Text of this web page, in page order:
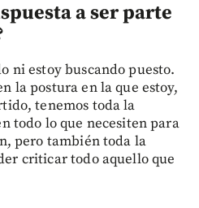
a ser parte
ni estoy buscando puesto.
la postura en la que estoy,
tenemos toda la
todo lo que necesiten para
pero también toda la
criticar todo aquello que